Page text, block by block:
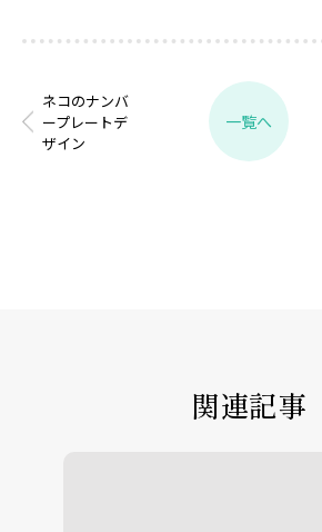
ネコのナンバ
ープレートデ
ザイン
一覧へ
関連記事